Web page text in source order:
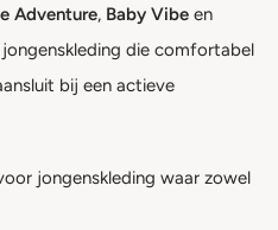
Adventure, Baby Vibe en
die comfortabel
bij een actieve
jongenskleding waar zowel